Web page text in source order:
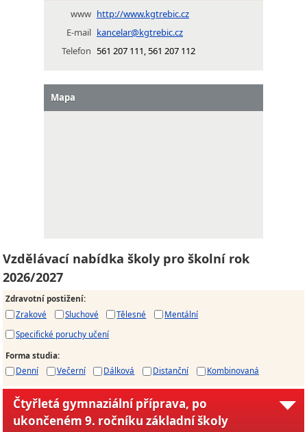
www http://www.kgtrebic.cz
E-mail kancelar@kgtrebic.cz
Telefon 561 207 111, 561 207 112
Mapa
Vzdělávací nabídka školy pro školní rok
2026/2027
Zdravotní postižení:
Zrakové
Sluchové Tělesné
Mentální
Specifické poruchy učení
Forma studia:
Denní
Večerní Dálková Distanční Kombinovaná
Čtyřletá gymnaziální příprava, po
ukončeném 9. ročníku základní školy